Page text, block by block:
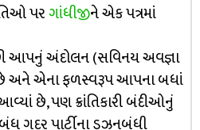
પરગાંધીજીને એક પત્રમાં
અંદોલન (સવિનય અવજ્ઞા
અને એના ફળસ્વરૂપ આપના બધાં
છે, પણ ક્રાંતિકારી બંદીઓનું
ગદર પાર્ટીના ડઝનબંધી